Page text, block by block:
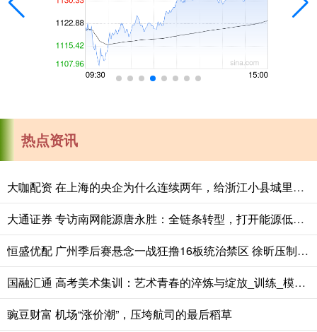
热点资讯
大咖配资 在上海的央企为什么连续两年，给浙江小县城里的这个创新中心写感谢信？
大通证券 专访南网能源唐永胜：全链条转型，打开能源低碳发展新赛道
恒盛优配 广州季后赛悬念一战狂撸16板统治禁区 徐昕压制福建核心大外援
国融汇通 高考美术集训：艺术青春的淬炼与绽放_训练_模拟_素描
豌豆财富 机场“涨价潮”，压垮航司的最后稻草